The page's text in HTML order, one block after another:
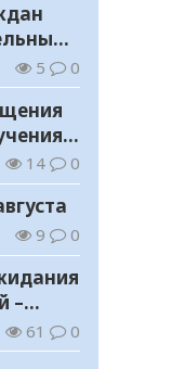
5 0
и
14 0
9 0
–
мнения
61 0